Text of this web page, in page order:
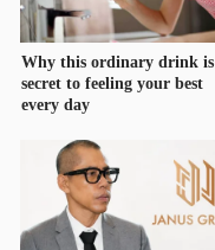
NHÂN
TÍCH
VIETSTOCKFINANCE